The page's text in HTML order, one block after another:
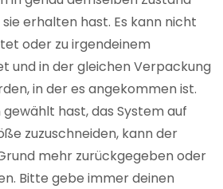
erhalten hast. Es kann nicht
oder zu irgendeinem
und in der gleichen Verpackung
in der es angekommen ist.
hast, das System auf
zuzuschneiden, kann der
mehr zurückgegeben oder
Bitte gebe immer deinen